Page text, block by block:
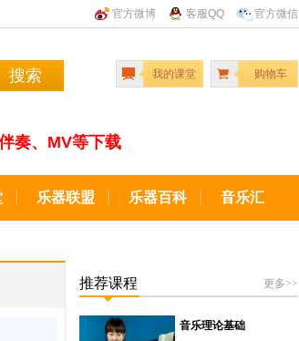
官方微博 客服QQ 官方微信
搜索 我的课堂 购物车
奏、MV等下载
乐器联盟 乐器百科 音乐汇
更多>>
推荐课程
音乐理论基础